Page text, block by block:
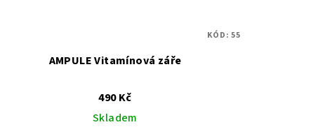
AMPULE Vitamínová záře
490 Kč
Skladem
KÓD:55